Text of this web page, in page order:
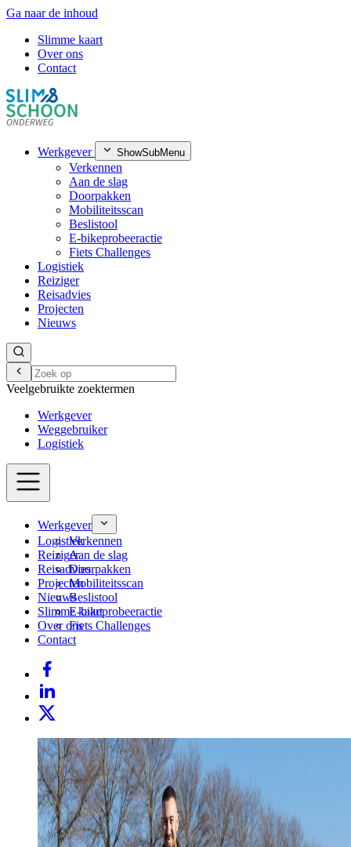
Ga naar de inhoud
Slimme kaart
Over ons
Contact
Werkgever ShowSubMenu
Verkennen
Aan de slag
Doorpakken
Mobiliteitsscan
Beslistool
E-bikeprobeeractie
Fiets Challenges
Logistiek
Reiziger
Reisadvies
Projecten
Nieuws
Veelgebruikte zoektermen
Werkgever
Weggebruiker
Logistiek
Werkgever
Verkennen
Aan de slag
Doorpakken
Mobiliteitsscan
Beslistool
E-bikeprobeeractie
Fiets Challenges
Logistiek
Reiziger
Reisadvies
Projecten
Nieuws
Slimme kaart
Over ons
Contact